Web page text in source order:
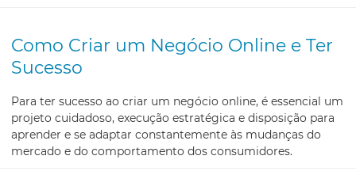
Como Criar um Negócio Online e Ter
Sucesso
Para ter sucesso ao criar um negócio online, é essencial um
projeto cuidadoso, execução estratégica e disposição para
aprender e se adaptar constantemente às mudanças do
mercado e do comportamento dos consumidores.